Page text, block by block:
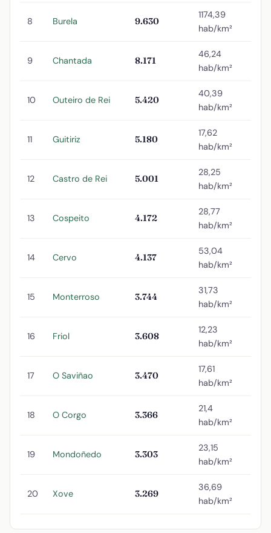
8 Burela 9.630
1174,39
hab/km²
9 Chantada 8.171
46,24
hab/km²
10 Outeiro de Rei 5.420
40,39
hab/km²
11 Guitiriz 5.180
17,62
hab/km²
12 Castro de Rei 5.001
28,25
hab/km²
13 Cospeito 4.172
28,77
hab/km²
14 Cervo 4.137
53,04
hab/km²
15 Monterroso 3.744
31,73
hab/km²
16 Friol 3.608
12,23
hab/km²
17 O Saviñao 3.470
17,61
hab/km²
18 O Corgo 3.366
21,4
hab/km²
19 Mondoñedo 3.303
23,15
hab/km²
20 Xove 3.269
36,69
hab/km²